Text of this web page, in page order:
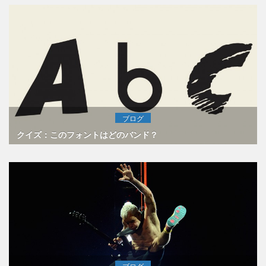
ブログ
クイズ：このフォントはどのバンド？